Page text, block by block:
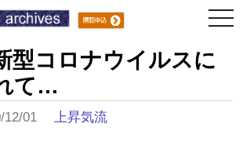
型コロナウイルスに
て…
12/01上昇気流